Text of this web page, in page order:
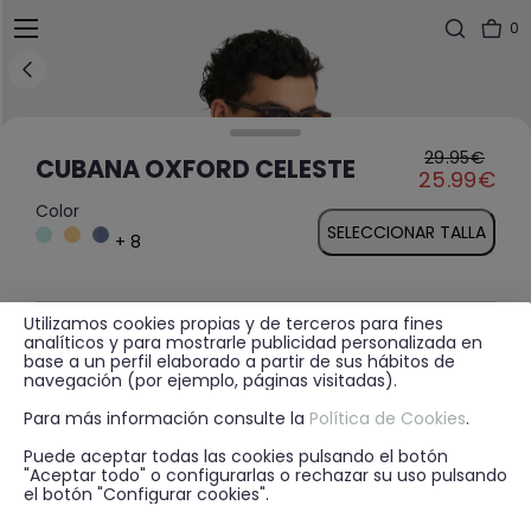
0
CUBANA OXFORD CELESTE Price reduced
29.95€
to
25.99€
Color
+ 8
SELECCIONAR TALLA
MÁS INFORMACIÓN
DISPONIBILIDAD EN TIENDA
Utilizamos cookies propias y de terceros para fines
analíticos y para mostrarle publicidad personalizada en
base a un perfil elaborado a partir de sus hábitos de
navegación (por ejemplo, páginas visitadas).
Para más información consulte la Política de Cookies.
Puede aceptar todas las cookies pulsando el botón
"Aceptar todo" o configurarlas o rechazar su uso pulsando
el botón "Configurar cookies".